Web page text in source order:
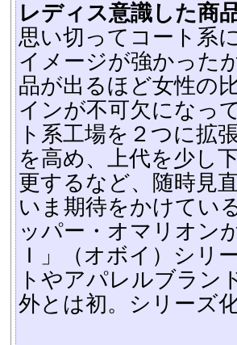
レディス意識した商
思い切ってコート系
イメージが強かった
品が出るほど女性の
インが不可欠になっ
ト系工場を２つに拡
を高め、上代を少し
更するなど、随時見
いま期待をかけてい
ッパー・オマリオン
Ｉ」（オボイ）シリ
トやアパレルブラン
外とは初。シリーズ